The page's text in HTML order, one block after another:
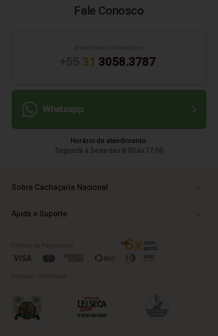
Fale Conosco
31 3058.3787
Whatsapp
Horário de atendimento:
Segunda à Sexta das 8:00 às 17:00
Sobre Cachaçaria Nacional
Ajuda e Suporte